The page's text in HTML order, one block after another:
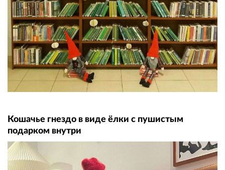
Кошачье гнездо в виде ёлки с пушистым
подарком внутри